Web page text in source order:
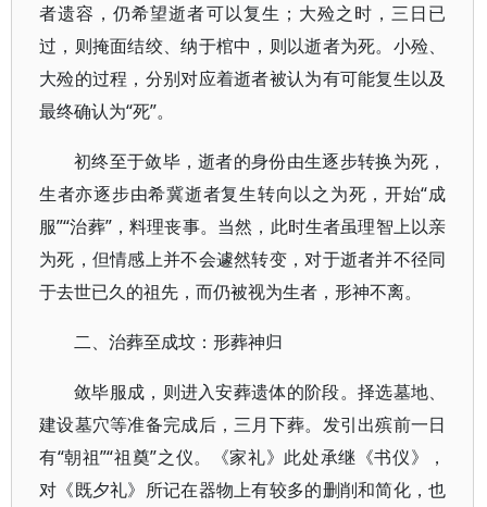
者遗容，仍希望逝者可以复生；大殓之时，三日已
过，则掩面结绞、纳于棺中，则以逝者为死。小殓、
大殓的过程，分别对应着逝者被认为有可能复生以及
最终确认为“死”。
初终至于敛毕，逝者的身份由生逐步转换为死，
生者亦逐步由希冀逝者复生转向以之为死，开始“成
服”“治葬”，料理丧事。当然，此时生者虽理智上以亲
为死，但情感上并不会遽然转变，对于逝者并不径同
于去世已久的祖先，而仍被视为生者，形神不离。
二、治葬至成坟：形葬神归
敛毕服成，则进入安葬遗体的阶段。择选墓地、
建设墓穴等准备完成后，三月下葬。发引出殡前一日
有“朝祖”“祖奠”之仪。《家礼》此处承继《书仪》，
对《既夕礼》所记在器物上有较多的删削和简化，也